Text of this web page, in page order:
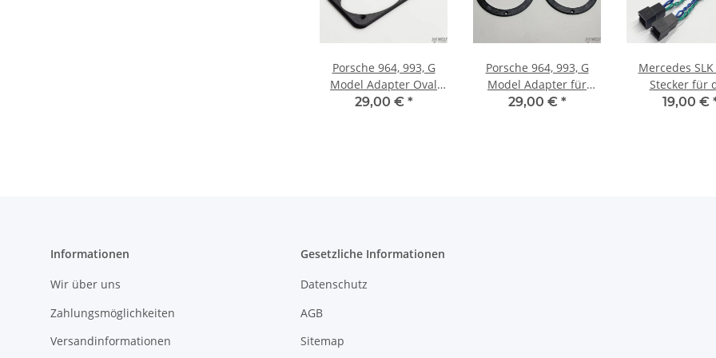
Porsche 964, 993, G
Model Adapter Oval
Hecklautsprecher für
29,00 € *
Porsche 964, 993, G
Model Adapter für
130mm Lautsprecher
29,00 € *
Mercedes SLK
Stecker für
19,00 €
Informationen
Wir über uns
Zahlungsmöglichkeiten
Versandinformationen
Gesetzliche Informationen
Datenschutz
AGB
Sitemap